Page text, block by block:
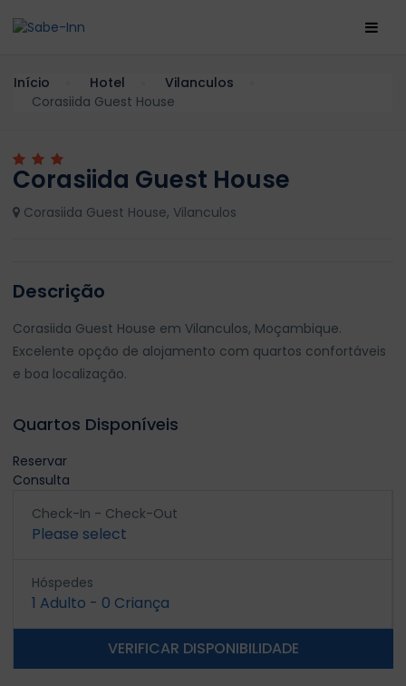
Início Hotel
Vilanculos
Corasiida Guest House
Corasiida Guest House
Corasiida Guest House, Vilanculos
Descrição
Corasiida Guest House em Vilanculos, Moçambique.
Excelente opção de alojamento com quartos confortáveis
e boa localização.
Quartos Disponíveis
Reservar
Consulta
Check-In - Check-Out
Please select
Hóspedes
1 Adulto - 0 Criança
VERIFICAR DISPONIBILIDADE